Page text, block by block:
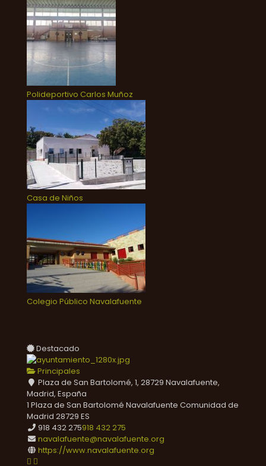
Polideportivo Carlos Muñoz
Casa de Niños
Colegio Público Navalafuente
Destacado
Principales
Plaza de San Bartolomé, 1, 28729 Navalafuente,
Madrid, España
1 Plaza de San Bartolomé Navalafuente Comunidad de
Madrid 28729 ES
918 432 275918 432 275
navalafuente@navalafuente.org
https://www.navalafuente.org